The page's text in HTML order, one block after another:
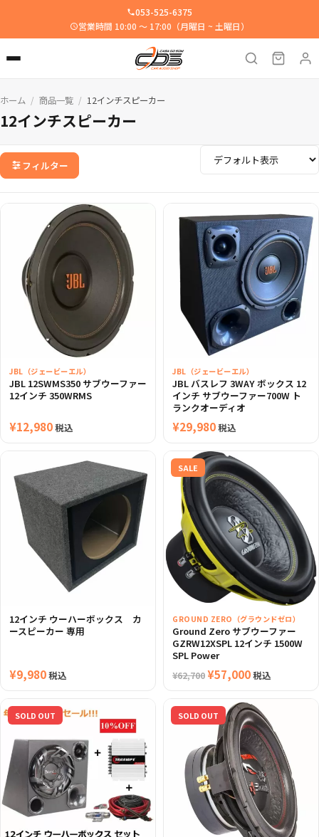
053-525-6375
営業時間 10:00 ～ 17:00（月曜日 ~ 土曜日）
ホーム / 商品一覧 / 12インチスピーカー
12インチスピーカー
フィルター
JBL（ジェービーエル）
JBL 12SWMS350 サブウーファー
12インチ 350WRMS
¥12,980税込
JBL（ジェービーエル）
JBL バスレフ 3WAY ボックス 12
インチ サブウーファー700W ト
ランクオーディオ
¥29,980税込
12インチ ウーハーボックス カ
ースピーカー 専用
¥9,980税込
SALE
GROUND ZERO（グラウンドゼロ）
Ground Zero サブウーファー
GZRW12XSPL 12インチ 1500W
SPL Power
¥62,700元
価
格
は
¥62,700
で
し
た。
¥57,000現
の
価
格
は
¥57,000
で
す。
税込
SOLD OUT SOLD OUT